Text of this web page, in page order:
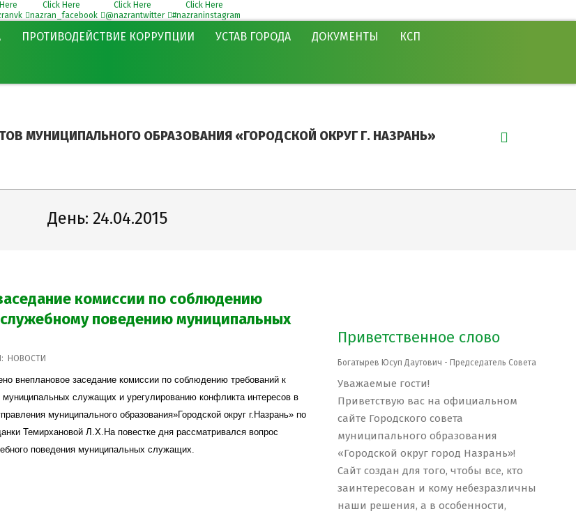
Click Here
nazran_facebook
Click Here
@nazrantwitter
Click Here
#nazraninstagram
ПРОТИВОДЕЙСТВИЕ КОРРУПЦИИ УСТАВ ГОРОДА ДОКУМЕНТЫ КСП
МУНИЦИПАЛЬНОГО ОБРАЗОВАНИЯ «ГОРОДСКОЙ ОКРУГ Г. НАЗРАНЬ»
День: 24.04.2015
комиссии по соблюдению
поведению муниципальных
НОВОСТИ
внеплановое заседание комиссии по соблюдению требований к
служащих и урегулированию конфликта интересов в
муниципального образования»Городской округ г.Назрань» по
Темирхановой Л.Х.На повестке дня рассматривался вопрос
поведения муниципальных служащих.
Приветственное слово
Богатырев Юсуп Даутович - Председатель Совета
Уважаемые гости!
Приветствую вас на официальном
сайте Городского совета
муниципального образования
«Городской округ город Назрань»!
Сайт создан для того, чтобы все, кто
заинтересован и кому небезразличны
наши решения, а в особенности,